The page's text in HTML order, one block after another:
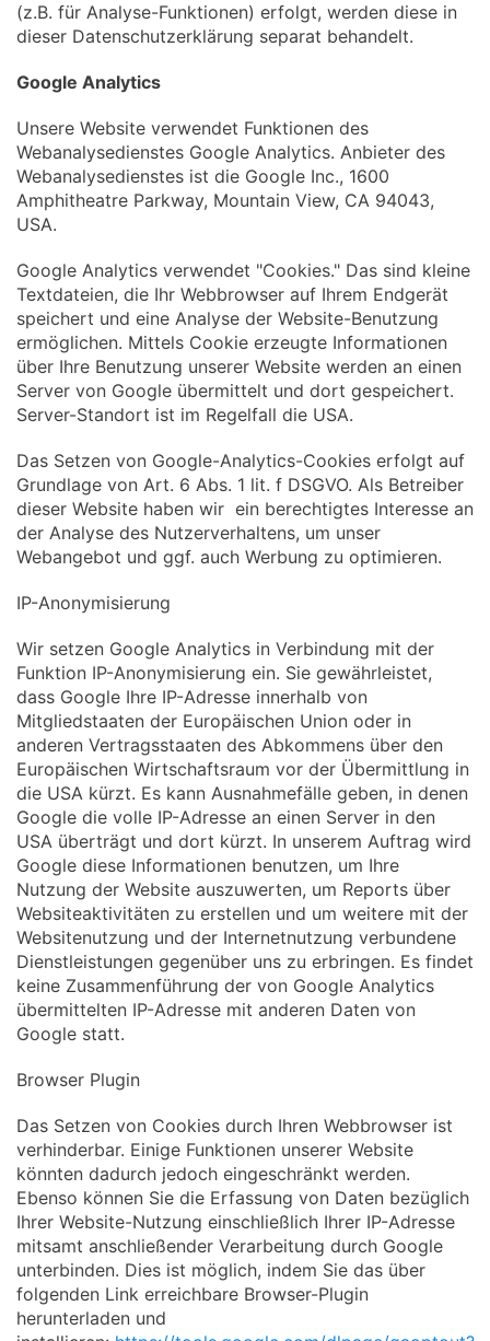
(z.B. für Analyse-Funktionen) erfolgt, werden diese in
dieser Datenschutzerklärung separat behandelt.
Google Analytics
Unsere Website verwendet Funktionen des
Webanalysedienstes Google Analytics. Anbieter des
Webanalysedienstes ist die Google Inc., 1600
Amphitheatre Parkway, Mountain View, CA 94043,
USA.
Google Analytics verwendet "Cookies." Das sind kleine
Textdateien, die Ihr Webbrowser auf Ihrem Endgerät
speichert und eine Analyse der Website-Benutzung
ermöglichen. Mittels Cookie erzeugte Informationen
über Ihre Benutzung unserer Website werden an einen
Server von Google übermittelt und dort gespeichert.
Server-Standort ist im Regelfall die USA.
Das Setzen von Google-Analytics-Cookies erfolgt auf
Grundlage von Art. 6 Abs. 1 lit. f DSGVO. Als Betreiber
dieser Website haben wir ein berechtigtes Interesse an
der Analyse des Nutzerverhaltens, um unser
Webangebot und ggf. auch Werbung zu optimieren.
IP-Anonymisierung
Wir setzen Google Analytics in Verbindung mit der
Funktion IP-Anonymisierung ein. Sie gewährleistet,
dass Google Ihre IP-Adresse innerhalb von
Mitgliedstaaten der Europäischen Union oder in
anderen Vertragsstaaten des Abkommens über den
Europäischen Wirtschaftsraum vor der Übermittlung in
die USA kürzt. Es kann Ausnahmefälle geben, in denen
Google die volle IP-Adresse an einen Server in den
USA überträgt und dort kürzt. In unserem Auftrag wird
Google diese Informationen benutzen, um Ihre
Nutzung der Website auszuwerten, um Reports über
Websiteaktivitäten zu erstellen und um weitere mit der
Websitenutzung und der Internetnutzung verbundene
Dienstleistungen gegenüber uns zu erbringen. Es findet
keine Zusammenführung der von Google Analytics
übermittelten IP-Adresse mit anderen Daten von
Google statt.
Browser Plugin
Das Setzen von Cookies durch Ihren Webbrowser ist
verhinderbar. Einige Funktionen unserer Website
könnten dadurch jedoch eingeschränkt werden.
Ebenso können Sie die Erfassung von Daten bezüglich
Ihrer Website-Nutzung einschließlich Ihrer IP-Adresse
mitsamt anschließender Verarbeitung durch Google
unterbinden. Dies ist möglich, indem Sie das über
folgenden Link erreichbare Browser-Plugin
herunterladen und